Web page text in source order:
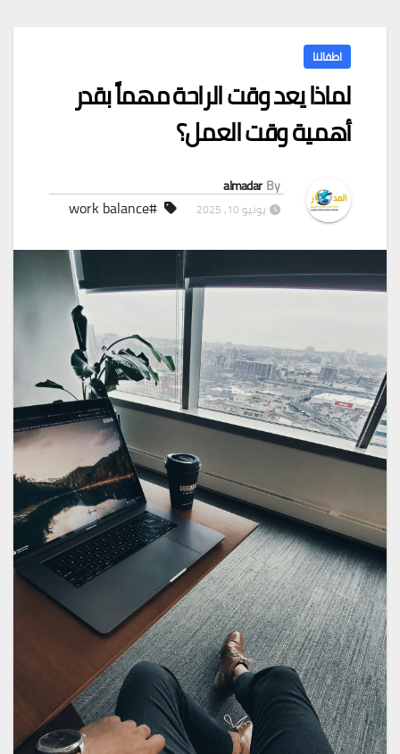
اطفالنا
لماذا يعد وقت الراحة مهماً بقدر
أهمية وقت العمل؟
By
almadar
يونيو 10, 2025 #work balance